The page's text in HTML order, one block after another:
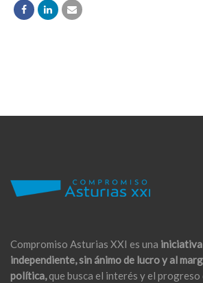
Compromiso Asturias XXI es una iniciativa
independiente, sin ánimo de lucro y al
política,que busca el interés y el